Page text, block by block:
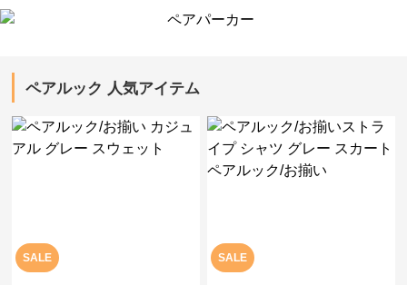
ペアルック 人気アイテム
SALE SALE